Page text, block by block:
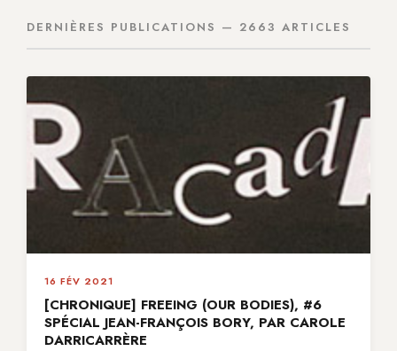
DERNIÈRES PUBLICATIONS — 2663 ARTICLES
16 FÉV 2021
[CHRONIQUE] FREEING (OUR BODIES), #6
SPÉCIAL JEAN-FRANÇOIS BORY, PAR CAROLE
DARRICARRÈRE